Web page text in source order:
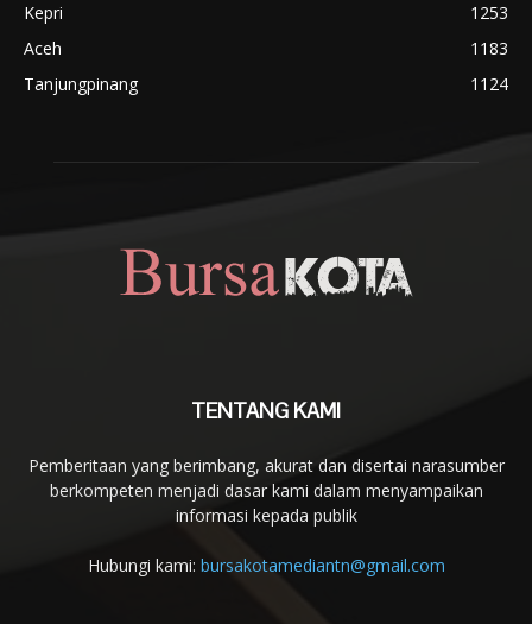
Kepri
1253
Aceh
1183
Tanjungpinang
1124
TENTANG KAMI
Pemberitaan yang berimbang, akurat dan disertai narasumber
berkompeten menjadi dasar kami dalam menyampaikan
informasi kepada publik
Hubungi kami: bursakotamediantn@gmail.com